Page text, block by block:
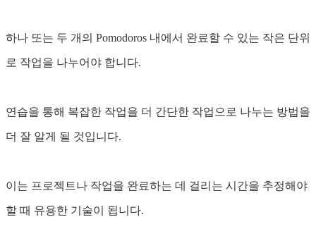
하나 또는 두 개의 Pomodoros 내에서 완료할 수 있는 작은 단위
로 작업을 나누어야 합니다.
연습을 통해 복잡한 작업을 더 간단한 작업으로 나누는 방법을
더 잘 알게 될 것입니다.
이는 프로젝트나 작업을 완료하는 데 걸리는 시간을 추정해야
할 때 유용한 기술이 됩니다.